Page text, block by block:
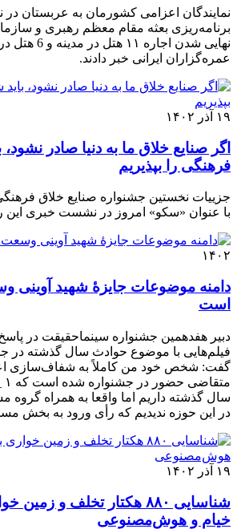
نمایندگان اعزامی کشورمان به عربستان
برنامه‌ریزی بعثه مقام معظم رهبری و
نهایی شدن اجاره
عمره‌گزاران ایرانی خبر دادند.
۱۹ آذر ۱۴۰۲
اگر صنایع خلاق ما به دنیا صادر
فرهنگی را بپذیریم
جزییات نخستین جشنواره صنایع خلاق
با عنوان «سکو» امروز در نشست خبری این
۱۴۰۲
دامنه موضوعات جایزۀ شهید آوینی
است
دبیر هفدهمین جشنواره سینماحقیقت در پاسخ
فیلم‌هایی با موضوع حوادث سال گذشته در
سال گذشته داریم اما واقعا به همراه
در این حوزه ندیدیم که رأی ورود به بخش
۱۹ آذر ۱۴۰۲
شناسایی ۸۸۰ هکتار تخلف و
خیام و هوش‌مصنوعی